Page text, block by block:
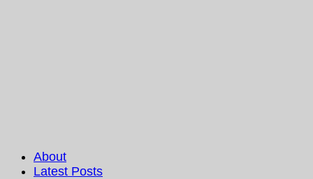
About
Latest Posts